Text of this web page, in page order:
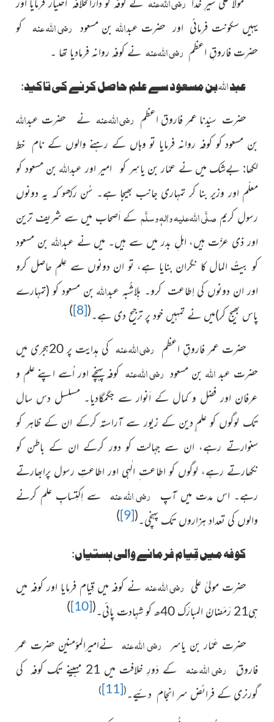
یہیں سکونت فرمائی اور حضرت عبداللہبن مسعود رضی اللہ عنہ
کو
حضرت فاروقِ اعظم رضی اللہ عنہ نے کوفہ روانہ فرمادیا تھا ۔
عبداللہبن مسعود سے علم حاصل کرنے کی تاکید:
حضرت سیّدنا عمر فاروق اعظم رضی اللہ عنہ نے حضرت عبداللہ
بن مسعود کو کوفہ روانہ فرمایا تو وہاں کے رہنے والوں کے نام خط
لکھا: بےشک میں نے عمّار بن یاسِر کو امیر اور عبداللہبن مسعود کو
معلّم اور وزیر بنا کر تمہاری جانب بھیجا ہے۔ سُن ركھو کہ یہ دونوں
رسولِ کریم صلَّی اللہ علیہ واٰلہٖ وسلَّم کے اَصحاب میں سے شریف ترین
اور ذی عزّت ہیں، اہلِ بدر میں سے ہیں۔ میں نے عبداللہ بن مسعود
کو بیتُ المال کا نگران بنایا ہے، تو ان دونوں سے عِلم حاصل کرو
اور ان دونوں کی اِطاعت کرو۔ بِلاشُبہ عبداللہبن مسعود کو (تمہارے
پاس بھیج کر)میں نے تمہیں خود پر ترجیح دی ہے۔(
[8]
)
حضرت عمر فاروقِ اعظم رضی اللہ عنہ
کی ہدایت پر 20ہجری میں
حضرت عبداللہ بن مسعود رضی اللہ عنہ کوفہ پہنچے اور اُسے اپنے علم و
عرفان اور فضل و کمال کے اَنوار سے جگمگادیا۔ مسلسل دس سال
تک لوگوں کو علم ِدین کے زیور سے آراستہ کرکے ان کے ظاہر کو
سنوارتے رہے، ان سے جہالت کو دور کرکے ان کے باطن کو
نکھارتے رہے، لوگوں کو اطاعت ِ الٰہی اور اطاعتِ رسول پرابھارتے
رہے۔ اس مدت میں آپ
رضی اللہ عنہ سے اِکتِسابِ علم کرنے
والوں کی تعداد ہزاروں تک پہنچی۔(
[9]
)
کوفہ میں قِیام فرمانے والی ہستیاں:
حضرت مولیٰ علی رضی اللہ عنہ نے کوفہ میں قِیام فرمایا اور کوفہ میں
ہی21 رَمَضانُ المبارَک
40ھ کو شہادت پائی۔ (
[10]
)
حضرت عَمّار بن یاسر رضی اللہ عنہ نےامیرالمؤمنین حضرت عمر
فاروق
رضی اللہ عنہ
کے دَورِ خلافت میں 21 مہینے تک کوفہ کی
گورنری کے فرائض سر انجام دئیے۔(
[11]
)